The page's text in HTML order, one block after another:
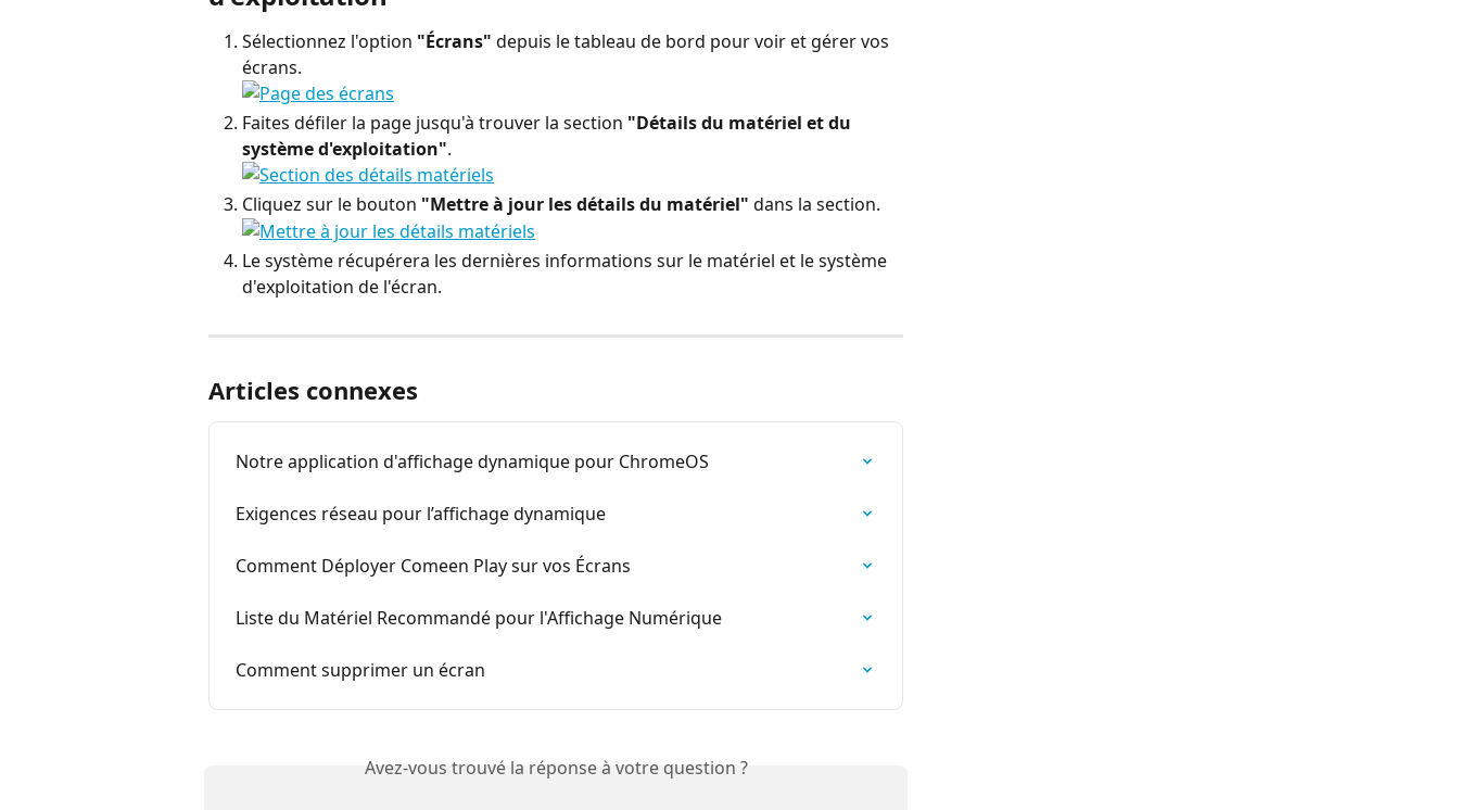
Sélectionnez l'option "Écrans" depuis le tableau de bord pour voir et gérer vos
écrans.
Faites défiler la page jusqu'à trouver la section "Détails du matériel et du
système d'exploitation".
Cliquez sur le bouton "Mettre à jour les détails du matériel" dans la section.
Le système récupérera les dernières informations sur le matériel et le système
d'exploitation de l'écran.
Articles connexes
Notre application d'affichage dynamique pour ChromeOS
Exigences réseau pour l’affichage dynamique
Comment Déployer Comeen Play sur vos Écrans
Liste du Matériel Recommandé pour l'Affichage Numérique
Comment supprimer un écran
Avez-vous trouvé la réponse à votre question ?